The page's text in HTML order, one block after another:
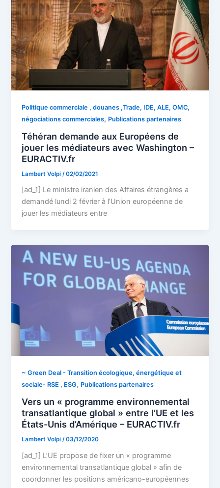
Politique commerciale , douanes ,Trade, IDE, ALE, OMC,
négociations commerciales, Publications partenaires
Téhéran demande aux Européens de
jouer les médiateurs avec Washington –
EURACTIV.fr
Lambert Volpi /02/02/2021
[ad_1] Le ministre iranien des Affaires étrangères a
demandé lundi 2 février à l’Union européenne de
jouer les médiateurs entre
~ Green Deal - Transition écologique, énergétique et
sociale- RSE , ESG, Publications partenaires
Vers un « programme environnemental
transatlantique global » entre l’UE et les
États-Unis d’Amérique – EURACTIV.fr
Lambert Volpi /03/12/2020
[ad_1] L’UE propose de fixer un « programme
environnemental transatlantique global » afin de
coordonner les positions américano-européennes